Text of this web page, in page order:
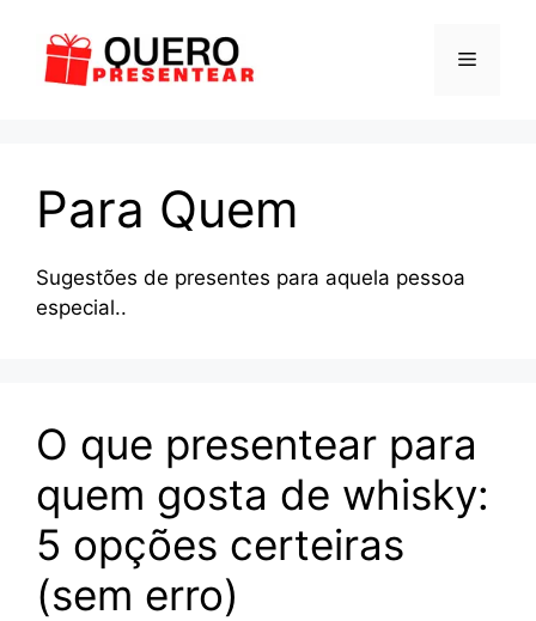
Menu
Para Quem
Sugestões de presentes para aquela pessoa
especial..
O que presentear para
quem gosta de whisky:
5 opções certeiras
(sem erro)